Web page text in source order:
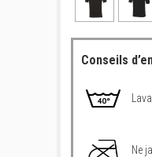
Conseils
Ne